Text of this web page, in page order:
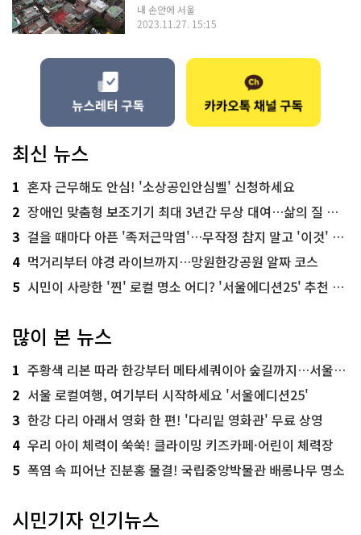
내 손안에 서울
2023.11.27. 15:15
최신 뉴스
1 혼자 근무해도 안심! '소상공인안심벨' 신청하세요
2 장애인 맞춤형 보조기기 최대 3년간 무상 대여…삶의 질 높인다
3 걸을 때마다 아픈 '족저근막염'…무작정 참지 말고 '이것' 해보세요!
4 먹거리부터 야경 라이브까지…망원한강공원 알짜 코스
5 시민이 사랑한 '찐' 로컬 명소 어디? '서울에디션25' 추천 코스
많이 본 뉴스
1 주황색 리본 따라 한강부터 메타세쿼이아 숲길까지…서울둘레길 15코스
2 서울 로컬여행, 여기부터 시작하세요 '서울에디션25'
3 한강 다리 아래서 영화 한 편! '다리밑 영화관' 무료 상영
4 우리 아이 체력이 쑥쑥! 클라이밍 키즈카페·어린이 체력장
5 폭염 속 피어난 진분홍 물결! 국립중앙박물관 배롱나무 명소
시민기자 인기뉴스